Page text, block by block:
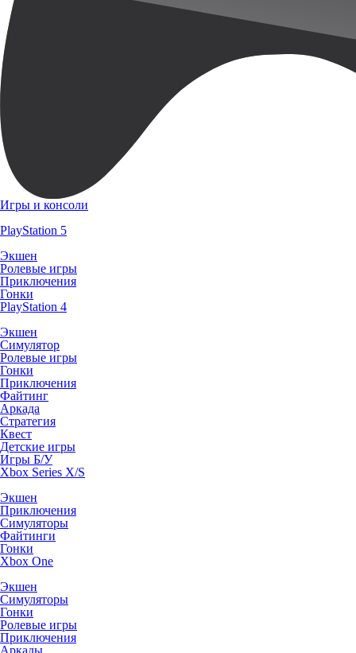
Игры и консоли
PlayStation 5
Экшен
Ролевые игры
Приключения
Гонки
PlayStation 4
Экшен
Симулятор
Ролевые игры
Гонки
Приключения
Файтинг
Аркада
Стратегия
Квест
Детские игры
Игры Б/У
Xbox Series X/S
Экшен
Приключения
Симуляторы
Файтинги
Гонки
Xbox One
Экшен
Симуляторы
Гонки
Ролевые игры
Приключения
Аркады